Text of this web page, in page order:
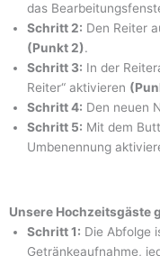
das
Schritt 2: Den Reiter
(Punkt 2).
Schritt 3: In der
Reiter“ aktivieren
Schritt 4: Den neuen
Schritt 5: Mit dem
Umbenennung
Unsere Hochzeitsgäste
Schritt 1: Die Abfolge
Getränkeaufnahme,